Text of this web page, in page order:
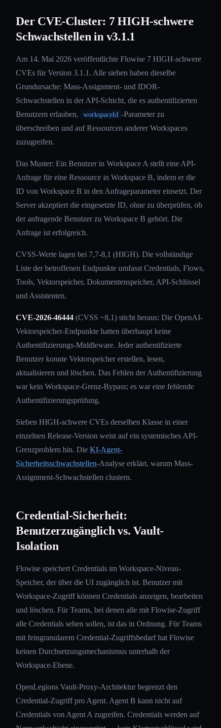
Der CVE-Cluster: 7 HIGH-schwere
Schwachstellen in v3.1.1
Am 14. Mai 2026 veröffentlichte Flowise 7 HIGH-schwere
CVEs für Version 3.1.1. Alle sieben haben dieselbe
Grundursache: Mass-Assignment- und IDOR-
Schwachstellen in der API-Schicht, die es authentifizierten
Benutzern erlauben,
workspaceId -Parameter zu
überschreiben und auf Ressourcen anderer Workspaces
zuzugreifen.
Das Muster: Ein Benutzer in Workspace A stellt eine API-
Anfrage für eine Ressource in Workspace B, indem er die
ID von Workspace B in den Anfrageparameter einsetzt. Der
Server akzeptiert die eingesetzte ID, ohne zu überprüfen, ob
der anfragende Benutzer zu Workspace B gehört. Die
Anfrage ist erfolgreich.
CVSS-Werte lagen bei 7,7-8,1 (HIGH). Die vollständige
Liste der betroffenen Endpunkte umfasst Credentials, Flows,
Tools, Vektorspeicher, Dokumentenspeicher, API-Schlüssel
und Assistenten.
CVE-2026-46444 (CVSS ~8,1) sticht heraus: Die OpenAI-
Vektorspeicher-Endpunkte hatten überhaupt keine
Authentifizierungs-Middleware. Jeder authentifizierte
Benutzer konnte Vektorspeicher erstellen, lesen,
aktualisieren und löschen. Das Fehlen der Authentifizierung
war kein Workspace-Grenz-Bypass; es war eine fehlende
Authentifizierungsprüfung.
Sieben HIGH-schwere CVEs derselben Klasse in einer
einzelnen Release-Version weist auf ein systemisches API-
Grenzproblem hin. Die KI-Agent-
Sicherheitsschwachstellen-Analyse erklärt, warum Mass-
Assignment-Schwachstellen clustern.
Credential-Sicherheit:
Benutzerzugänglich vs. Vault-
Isolation
Flowise speichert Credentials im Workspace-Niveau-
Speicher, der über die UI zugänglich ist. Benutzer mit
Workspace-Zugriff können Credentials anzeigen, bearbeiten
und löschen. Für Teams, bei denen alle mit Flowise-Zugriff
alle Credentials sehen sollen, ist das in Ordnung. Für Teams
mit feingranularem Credential-Zugriffsbedarf hat Flowise
keinen Durchsetzungsmechanismus unterhalb der
Workspace-Ebene.
OpenLegions Vault-Proxy-Architektur begrenzt den
Credential-Zugriff pro Agent. Agent B kann nicht auf
Credentials von Agent A zugreifen. Credentials werden auf